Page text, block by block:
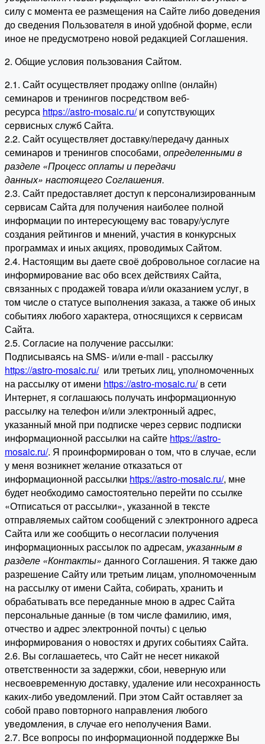
силу с момента ее размещения на Сайте либо доведения
до сведения Пользователя в иной удобной форме, если
иное не предусмотрено новой редакцией Соглашения.
2. Общие условия пользования Сайтом.
2.1. Сайт осуществляет продажу online (онлайн)
семинаров и тренингов посредством веб-
ресурса https://astro-mosaic.ru/и сопутствующих
сервисных служб Сайта.
2.2. Сайт осуществляет доставку/передачу данных
семинаров и тренингов способами, определенными в
разделе «Процесс оплаты и передачи
данных» настоящего Соглашения.
2.3. Сайт предоставляет доступ к персонализированным
сервисам Сайта для получения наиболее полной
информации по интересующему вас товару/услуге
создания рейтингов и мнений, участия в конкурсных
программах и иных акциях, проводимых Сайтом.
2.4. Настоящим вы даете своё добровольное согласие на
информирование вас обо всех действиях Сайта,
связанных с продажей товара и/или оказанием услуг, в
том числе о статусе выполнения заказа, а также об иных
событиях любого характера, относящихся к сервисам
Сайта.
2.5. Согласие на получение рассылки:
Подписываясь на SMS- и/или e-mail - рассылку
https://astro-mosaic.ru/или третьих лиц, уполномоченных
на рассылку от имени https://astro-mosaic.ru/в сети
Интернет, я соглашаюсь получать информационную
рассылку на телефон и/или электронный адрес,
указанный мной при подписке через сервис подписки
информационной рассылки на сайте https://astro-
mosaic.ru/. Я проинформирован о том, что в случае, если
у меня возникнет желание отказаться от
информационной рассылки https://astro-mosaic.ru/, мне
будет необходимо самостоятельно перейти по ссылке
«Отписаться от рассылки», указанной в тексте
отправляемых сайтом сообщений с электронного адреса
Сайта или же сообщить о несогласии получения
информационных рассылок по адресам, указанным в
разделе «Контакты» данного Соглашения. Я также даю
разрешение Сайту или третьим лицам, уполномоченным
на рассылку от имени Сайта, собирать, хранить и
обрабатывать все переданные мною в адрес Сайта
персональные данные (в том числе фамилию, имя,
отчество и адрес электронной почты) с целью
информирования о новостях и других событиях Сайта.
2.6. Вы соглашаетесь, что Сайт не несет никакой
ответственности за задержки, сбои, неверную или
несвоевременную доставку, удаление или несохранность
каких-либо уведомлений. При этом Сайт оставляет за
собой право повторного направления любого
уведомления, в случае его неполучения Вами.
2.7. Все вопросы по информационной поддержке Вы